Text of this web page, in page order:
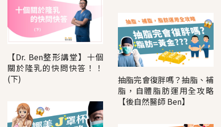
【Dr. Ben整形講堂】十個
關於隆乳的快問快答！！
(下)
抽脂完會復胖嗎？抽脂、補
脂，自體脂肪運用全攻略
【後自然醫師 Ben】